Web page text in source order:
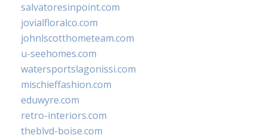
salvatoresinpoint.com
jovialfloralco.com
johnlscotthometeam.com
u-seehomes.com
watersportslagonissi.com
mischieffashion.com
eduwyre.com
retro-interiors.com
theblvd-boise.com